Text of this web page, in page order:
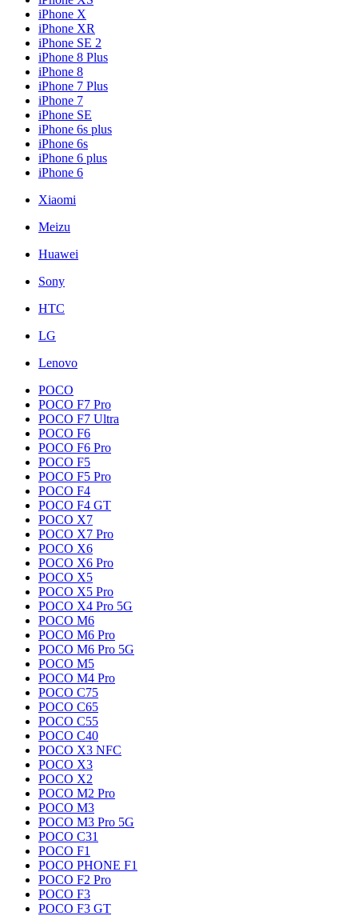
iPhone X
iPhone XR
iPhone SE 2
iPhone 8 Plus
iPhone 8
iPhone 7 Plus
iPhone 7
iPhone SE
iPhone 6s plus
iPhone 6s
iPhone 6 plus
iPhone 6
Xiaomi
Meizu
Huawei
Sony
HTC
LG
Lenovo
POCO
POCO F7 Pro
POCO F7 Ultra
POCO F6
POCO F6 Pro
POCO F5
POCO F5 Pro
POCO F4
POCO F4 GT
POCO X7
POCO X7 Pro
POCO X6
POCO X6 Pro
POCO X5
POCO X5 Pro
POCO X4 Pro 5G
POCO M6
POCO M6 Pro
POCO M6 Pro 5G
POCO M5
POCO M4 Pro
POCO C75
POCO C65
POCO C55
POCO C40
POCO X3 NFC
POCO X3
POCO X2
POCO M2 Pro
POCO M3
POCO M3 Pro 5G
POCO C31
POCO F1
POCO PHONE F1
POCO F2 Pro
POCO F3
POCO F3 GT